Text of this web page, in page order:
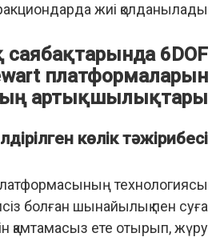
жиі қолданылады.
6DOF
платформаларын
артықшылықтары
көлік тәжірибесі
технологиясы
болған шынайылық пен суға
қамтамасыз ете отырып, жүру